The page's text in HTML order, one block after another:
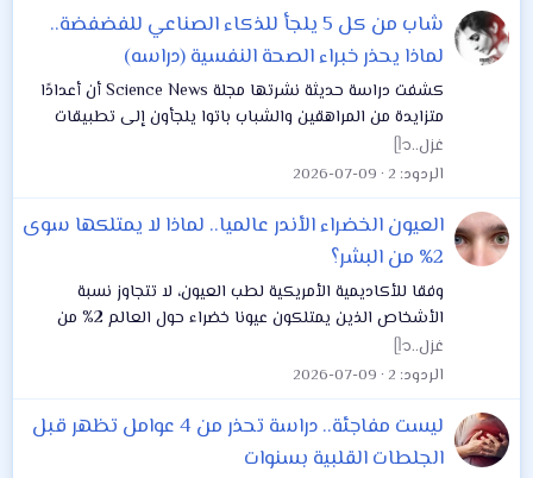
شاب من كل 5 يلجأ للذكاء الصناعي للفضفضة..
لماذا يحذر خبراء الصحة النفسية (دراسه)
كشفت دراسة حديثة نشرتها مجلة Science News أن أعدادًا
متزايدة من المراهقين والشباب باتوا يلجأون إلى تطبيقات
الذكاء الاصطناعي للحصول على الدعم النفسي والنصائح
المتعلقة بالصحة النفسية، في ظل تزايد...
غزل..ᥫ᭡
الردود 2
2026-07-09
العيون الخضراء الأندر عالميا.. لماذا لا يمتلكها سوى
2% من البشر؟
وفقا للأكاديمية الأمريكية لطب العيون، لا تتجاوز نسبة
الأشخاص الذين يمتلكون عيونا خضراء حول العالم 2% من
إجمالى السكان، ما يجعل اللون الأخضر أندر ألوان العيون على
الإطلاق، ويثير هذا اللون المميز...
غزل..ᥫ᭡
الردود 2
2026-07-09
ليست مفاجئة.. دراسة تحذر من 4 عوامل تظهر قبل
الجلطات القلبية بسنوات